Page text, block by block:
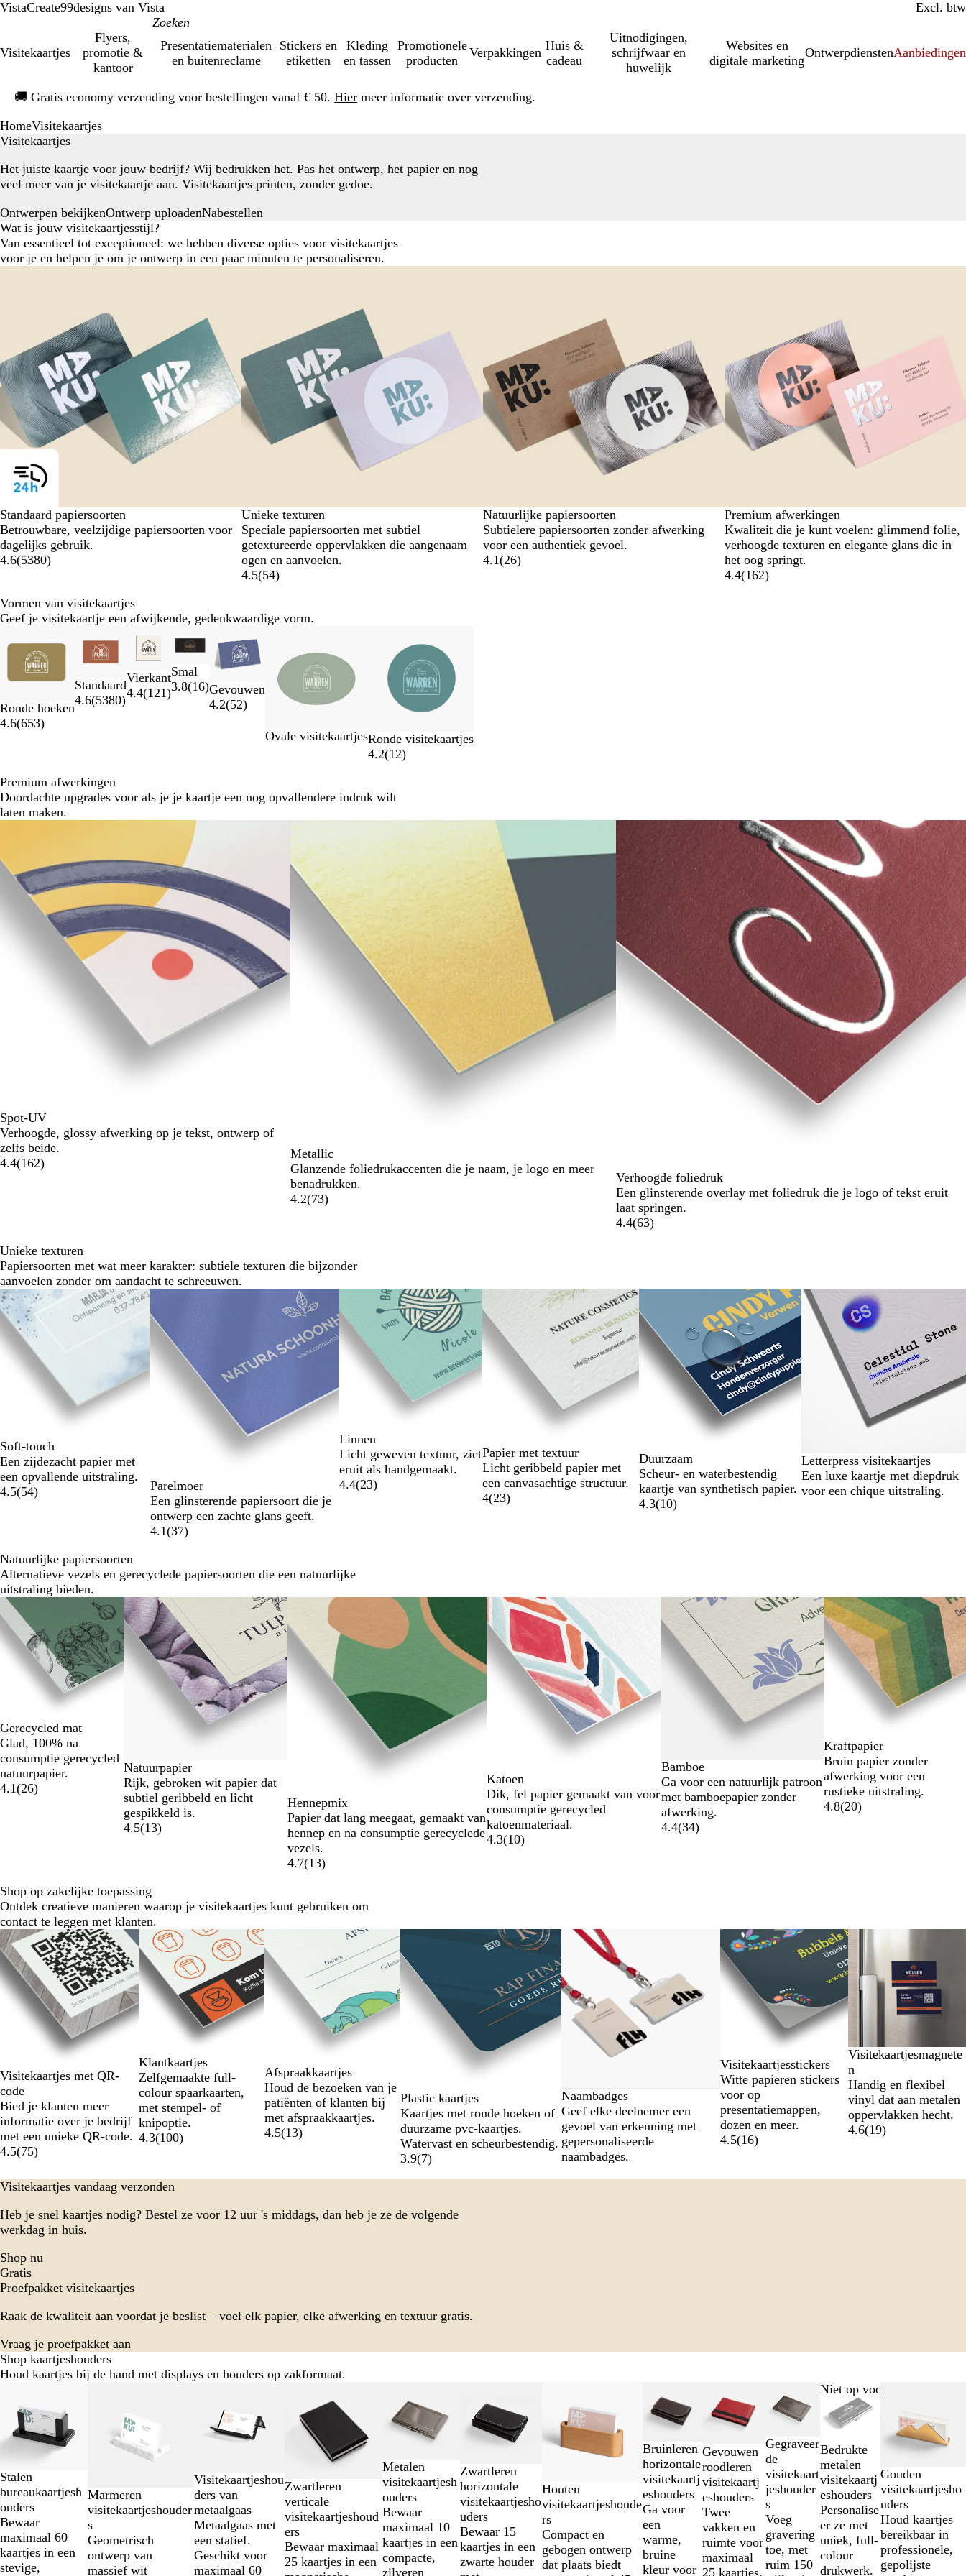
VistaCreate99designs van Vista Incl. btw
Excl. btw
Visitekaartjes
Flyers,
promotie &
kantoor
Presentatiematerialen
en buitenreclame
Stickers en
etiketten
Kleding
en tassen
Promotionele
producten
Verpakkingen
Huis &
cadeau
Uitnodigingen,
schrijfwaar en
huwelijk
Websites en
digitale marketing
OntwerpdienstenAanbiedingen
🚚 Gratis economy verzending voor bestellingen vanaf € 50. Hier meer informatie over verzending.
1
HomeVisitekaartjes
Visitekaartjes
Het juiste kaartje voor jouw bedrijf? Wij bedrukken het. Pas het ontwerp, het papier en nog
veel meer van je visitekaartje aan. Visitekaartjes printen, zonder gedoe.
Ontwerpen bekijkenOntwerp uploadenNabestellen
Wat is jouw visitekaartjesstijl?
Van essentieel tot exceptioneel: we hebben diverse opties voor visitekaartjes
voor je en helpen je om je ontwerp in een paar minuten te personaliseren.
Standaard papiersoorten
Betrouwbare, veelzijdige papiersoorten voor
dagelijks gebruik.
4.6(5380)
Unieke texturen
Speciale papiersoorten met subtiel
getextureerde oppervlakken die aangenaam
ogen en aanvoelen.
4.5(54)
Natuurlijke papiersoorten
Subtielere papiersoorten zonder afwerking
voor een authentiek gevoel.
4.1(26)
Premium afwerkingen
Kwaliteit die je kunt voelen: glimmend folie,
verhoogde texturen en elegante glans die in
het oog springt.
4.4(162)
Vormen van visitekaartjes
Geef je visitekaartje een afwijkende, gedenkwaardige vorm.
Ronde hoeken
4.6(653)
Standaard
4.6(5380)
Vierkant
4.4(121)
Smal
3.8(16)Gevouwen
4.2(52)
Ovale visitekaartjesRonde visitekaartjes
4.2(12)
7
Premium afwerkingen
Doordachte upgrades voor als je je kaartje een nog opvallendere indruk wilt
laten maken.
Spot-UV
Verhoogde, glossy afwerking op je tekst, ontwerp of
zelfs beide.
4.4(162)
Metallic
Glanzende foliedrukaccenten die je naam, je logo en meer
benadrukken.
4.2(73)
Verhoogde foliedruk
Een glinsterende overlay met foliedruk die je logo of tekst eruit
laat springen.
4.4(63)
t/m
Unieke texturen
Papiersoorten met wat meer karakter: subtiele texturen die bijzonder
aanvoelen zonder om aandacht te schreeuwen.
Soft-touch
Een zijdezacht papier met
een opvallende uitstraling.
4.5(54)
Parelmoer
Een glinsterende papiersoort die je
ontwerp een zachte glans geeft.
4.1(37)
Linnen
Licht geweven textuur, ziet
eruit als handgemaakt.
4.4(23)
Papier met textuur
Licht geribbeld papier met
een canvasachtige structuur.
4(23)
Duurzaam
Scheur- en waterbestendig
kaartje van synthetisch papier.
4.3(10)
Letterpress visitekaartjes
Een luxe kaartje met diepdruk
voor een chique uitstraling.
Dia's
1
t/m
2
van
Natuurlijke papiersoorten
Alternatieve vezels en gerecyclede papiersoorten die een natuurlijke
uitstraling bieden.
Gerecycled mat
Glad, 100% na
consumptie gerecycled
natuurpapier.
4.1(26)
Natuurpapier
Rijk, gebroken wit papier dat
subtiel geribbeld en licht
gespikkeld is.
4.5(13)
Hennepmix
Papier dat lang meegaat, gemaakt van
hennep en na consumptie gerecyclede
vezels.
4.7(13)
Katoen
Dik, fel papier gemaakt van voor
consumptie gerecycled
katoenmateriaal.
4.3(10)
Bamboe
Ga voor een natuurlijk patroon
met bamboepapier zonder
afwerking.
4.4(34)
Kraftpapier
Bruin papier zonder
afwerking voor een
rustieke uitstraling.
4.8(20)
Dia's
1
t/m
2
van
Shop op zakelijke toepassing
Ontdek creatieve manieren waarop je visitekaartjes kunt gebruiken om
contact te leggen met klanten.
Visitekaartjes met QR-
code
Bied je klanten meer
informatie over je bedrijf
met een unieke QR-code.
4.5(75)
Klantkaartjes
Zelfgemaakte full-
colour spaarkaarten,
met stempel- of
knipoptie.
4.3(100)
Afspraakkaartjes
Houd de bezoeken van je
patiënten of klanten bij
met afspraakkaartjes.
4.5(13)
Plastic kaartjes
Kaartjes met ronde hoeken of
duurzame pvc-kaartjes.
Watervast en scheurbestendig.
3.9(7)
Nieuw
Naambadges
Geef elke deelnemer een
gevoel van erkenning met
gepersonaliseerde
naambadges.
Visitekaartjesstickers
Witte papieren stickers
voor op
presentatiemappen,
dozen en meer.
4.5(16)
Visitekaartjesmagnete
n
Handig en flexibel
vinyl dat aan metalen
oppervlakken hecht.
4.6(19)
Dia's
1
t/m
2
van
Visitekaartjes vandaag verzonden
Heb je snel kaartjes nodig? Bestel ze voor 12 uur 's middags, dan heb je ze de volgende
werkdag in huis.
Shop nu
Gratis
Proefpakket visitekaartjes
Raak de kwaliteit aan voordat je beslist – voel elk papier, elke afwerking en textuur gratis.
Vraag je proefpakket aan
Shop kaartjeshouders
Houd kaartjes bij de hand met displays en houders op zakformaat.
Stalen
bureaukaartjesh
ouders
Bewaar
maximaal 60
kaartjes in een
stevige,
Marmeren
visitekaartjeshouder
s
Geometrisch
ontwerp van
massief wit
Visitekaartjeshou
ders van
metaalgaas
Metaalgaas met
een statief.
Geschikt voor
maximaal 60
Zwartleren
verticale
visitekaartjeshoud
ers
Bewaar maximaal
25 kaartjes in een
Metalen
visitekaartjesh
ouders
Bewaar
maximaal 10
kaartjes in een
compacte,
zilveren
Zwartleren
horizontale
visitekaartjesho
uders
Bewaar 15
kaartjes in een
zwarte houder
Houten
visitekaartjeshoude
rs
Compact en
gebogen ontwerp
dat plaats biedt
Bruinleren
horizontale
visitekaartj
eshouders
Ga voor
een
warme,
bruine
kleur voor
Gevouwen
roodleren
visitekaartj
eshouders
Twee
vakken en
ruimte voor
maximaal
25 kaartjes.
Gegraveer
de
visitekaart
jeshouder
s
Voeg
gravering
toe, met
ruim 150
Niet op voorraad
Bedrukte
metalen
visitekaartj
eshouders
Personalise
er ze met
uniek, full-
colour
drukwerk.
Gouden
visitekaartjesho
uders
Houd kaartjes
bereikbaar in
professionele,
gepolijste